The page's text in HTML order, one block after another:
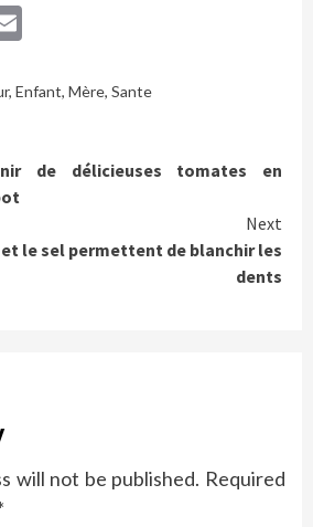
, Enfant, Mère, Sante
de délicieuses tomates en
Next
le sel permettent de blanchir les
dents
will not be published. Required